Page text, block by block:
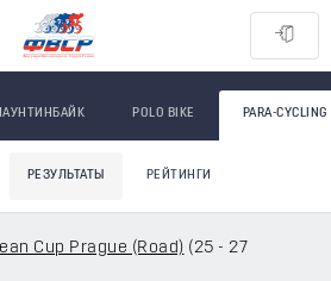
POLO BIKE PARA-CYCLING
РЕЗУЛЬТАТЫ РЕЙТИНГИ
Cup Prague (Road) (25 - 27